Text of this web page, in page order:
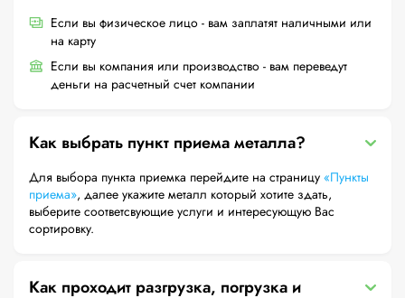
Если вы физическое лицо - вам заплатят наличными или
на карту
Если вы компания или производство - вам переведут
деньги на расчетный счет компании
Как выбрать пункт приема металла?
Для выбора пункта приемка перейдите на страницу «Пункты
приема», далее укажите металл который хотите здать,
выберите соответсвующие услуги и интересующую Вас
сортировку.
Как проходит разгрузка, погрузка и